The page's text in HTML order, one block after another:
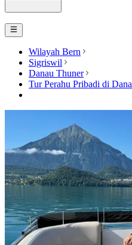
Wilayah Bern
Sigriswil
Danau Thuner
Tur Perahu Pribadi di